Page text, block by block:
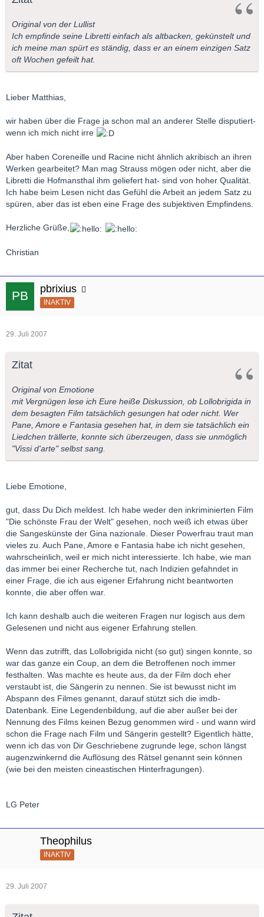
Original von der Lullist
Ich empfinde seine Libretti einfach als altbacken, gekünstelt und
ich meine man spürt es ständig, dass er an einem einzigen Satz
oft Wochen gefeilt hat.
Lieber Matthias,
wir haben über die Frage ja schon mal an anderer Stelle disputiert-
wenn ich mich nicht irre
Aber haben Coreneille und Racine nicht ähnlich akribisch an ihren
Werken gearbeitet? Man mag Strauss mögen oder nicht, aber die
Libretti die Hofmansthal ihm geliefert hat- sind von hoher Qualität.
Ich habe beim Lesen nicht das Gefühl die Arbeit an jedem Satz zu
spüren, aber das ist eben eine Frage des subjektiven Empfindens.
Herzliche Grüße,
Christian
pbrixius
INAKTIV
29. Juli 2007
Zitat
Original von Emotione
mit Vergnügen lese ich Eure heiße Diskussion, ob Lollobrigida in
dem besagten Film tatsächlich gesungen hat oder nicht. Wer
Pane, Amore e Fantasia gesehen hat, in dem sie tatsächlich ein
Liedchen trällerte, konnte sich überzeugen, dass sie unmöglich
"Vissi d'arte" selbst sang.
Liebe Emotione,
gut, dass Du Dich meldest. Ich habe weder den inkriminierten Film
"Die schönste Frau der Welt" gesehen, noch weiß ich etwas über
die Sangeskünste der Gina nazionale. Dieser Powerfrau traut man
vieles zu. Auch Pane, Amore e Fantasia habe ich nicht gesehen,
wahrscheinlich, weil er mich nicht interessierte. Ich habe, wie man
das immer bei einer Recherche tut, nach Indizien gefahndet in
einer Frage, die ich aus eigener Erfahrung nicht beantworten
konnte, die aber offen war.
Ich kann deshalb auch die weiteren Fragen nur logisch aus dem
Gelesenen und nicht aus eigener Erfahrung stellen.
Wenn das zutrifft, das Lollobrigida nicht (so gut) singen konnte, so
war das ganze ein Coup, an dem die Betroffenen noch immer
festhalten. Was machte es heute aus, da der Film doch eher
verstaubt ist, die Sängerin zu nennen. Sie ist bewusst nicht im
Abspann des Filmes genannt, darauf stützt sich die imdb-
Datenbank. Eine Legendenbildung, auf die aber außer bei der
Nennung des Films keinen Bezug genommen wird - und wann wird
schon die Frage nach Film und Sängerin gestellt? Eigentlich hätte,
wenn ich das von Dir Geschriebene zugrunde lege, schon längst
augenzwinkernd die Auflösung des Rätsel genannt sein können
(wie bei den meisten cineastischen Hinterfragungen).
LG Peter
Theophilus
INAKTIV
29. Juli 2007